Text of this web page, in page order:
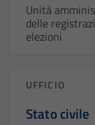
Unità
delle
elezioni
UFFICIO
Stato civile